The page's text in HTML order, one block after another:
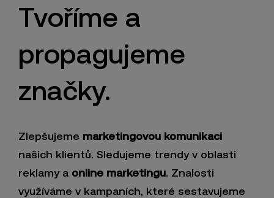
Tvoříme a
propagujeme
značky.
Zlepšujeme marketingovou komunikaci
našich klientů. Sledujeme trendy v oblasti
reklamy a online marketingu. Znalosti
využíváme v kampaních, které sestavujeme